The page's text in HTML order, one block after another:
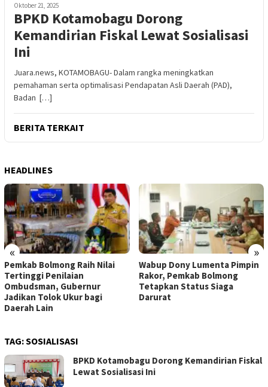
Oktober 21, 2025
BPKD Kotamobagu Dorong
Kemandirian Fiskal Lewat Sosialisasi
Ini
Juara.news, KOTAMOBAGU- Dalam rangka meningkatkan
pemahaman serta optimalisasi Pendapatan Asli Daerah (PAD),
Badan […]
BERITA TERKAIT
HEADLINES
« »
Pemkab Bolmong Raih Nilai
Tertinggi Penilaian
Ombudsman, Gubernur
Jadikan Tolok Ukur bagi
Daerah Lain
Wabup Dony Lumenta Pimpin
Rakor, Pemkab Bolmong
Tetapkan Status Siaga
Darurat
TAG:SOSIALISASI
BPKD Kotamobagu Dorong Kemandirian Fiskal
Lewat Sosialisasi Ini